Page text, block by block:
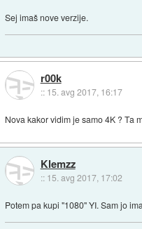
Sej imaš nove verzije.
r00k
:: 15. avg 2017, 16:17
Nova kakor vidim je samo 4K ? Ta
Klemzz
:: 15. avg 2017, 17:02
Potem pa kupi "1080" YI. Sam jo